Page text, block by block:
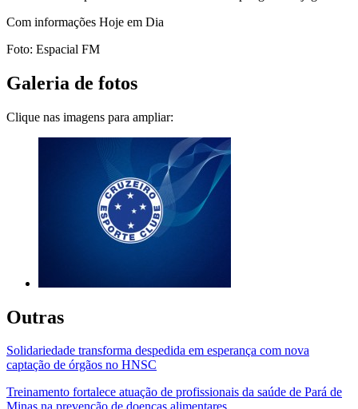
Com informações Hoje em Dia
Foto: Espacial FM
Galeria de fotos
Clique nas imagens para ampliar:
Outras
Solidariedade transforma despedida em esperança com nova
captação de órgãos no HNSC
Treinamento fortalece atuação de profissionais da saúde de Pará de